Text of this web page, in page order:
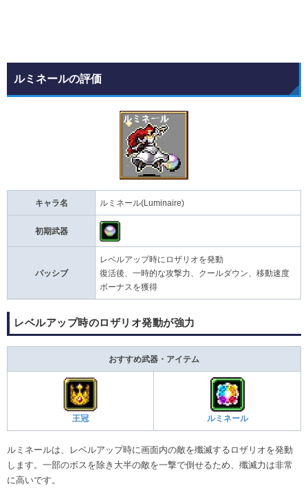
ルミネールの評価
キャラ名 ルミネール(Luminaire)
初期武器
パッシブ
レベルアップ時にロザリオを発動
復活後、一時的な攻撃力、クールダウン、移動速度
ボーナスを獲得
レベルアップ時のロザリオ発動が強力
おすすめ武器・アイテム
王冠 ルミネール
ルミネールは、レベルアップ時に画面内の敵を殲滅するロザリオを発動
します。一部のボスを除き大半の敵を一撃で倒せるため、殲滅力は非常
に高いです。